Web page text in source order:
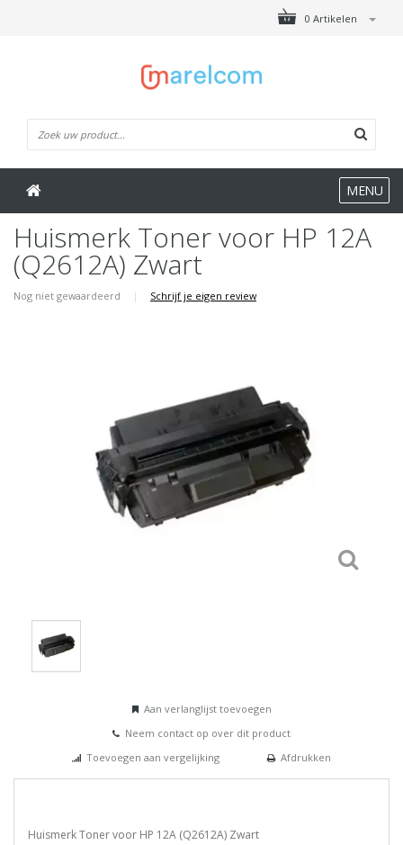
0 Artikelen
MENU
Huismerk Toner voor HP 12A
(Q2612A) Zwart
Nog niet gewaardeerd | Schrijf je eigen review
Aan verlanglijst toevoegen
Neem contact op over dit product
Toevoegen aan vergelijking
Afdrukken
Huismerk Toner voor HP 12A (Q2612A) Zwart